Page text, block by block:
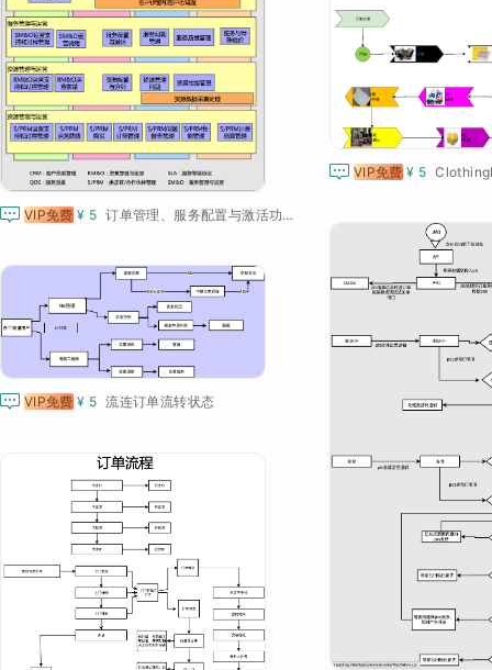
 VIP免费 ¥ 5 订单管理、服务配置与激活功能过程框架
 VIP免费 ¥ 5
 VIP免费 ¥ 5 流连订单流转状态